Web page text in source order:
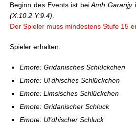
2024
FFXIV: Kollab-Event mit FFXVI
FFXIV: Die Yo-kai sind los! (2024)
FFXIV: Das Gold Saucer-Festival
FFXIV: Feuermond-Reigen 2024
FFXIV: Fest der Wiedergeburt
FFXIV: MogMog-Kollektion
FFXIV: Allerschutzheiligen
Beginn des Events ist beiAmh Garanjy
(X:10.2 Y:9.4)
Der Spieler muss mindestens Stufe 15
Spieler erhalten:
Emote: Gridanisches Schlückchen
Emote: Ul’dhisches Schlückchen
Emote: Limsisches Schlückchen
Emote: Gridanischer Schluck
Emote: Ul’dhischer Schluck